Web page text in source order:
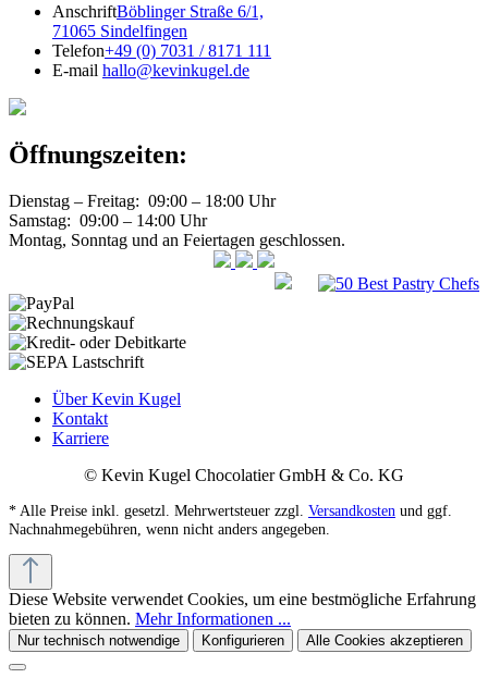
AnschriftBöblinger Straße 6/1,
71065 Sindelfingen
Telefon+49 (0) 7031 / 8171 111
E-mail hallo@kevinkugel.de
Öffnungszeiten:
Dienstag – Freitag: 09:00 – 18:00 Uhr
Samstag: 09:00 – 14:00 Uhr
Montag, Sonntag und an Feiertagen geschlossen.
Über Kevin Kugel
Kontakt
Karriere
© Kevin Kugel Chocolatier GmbH & Co. KG
* Alle Preise inkl. gesetzl. Mehrwertsteuer zzgl. Versandkosten und ggf.
Nachnahmegebühren, wenn nicht anders angegeben.
Diese Website verwendet Cookies, um eine bestmögliche Erfahrung
bieten zu können. Mehr Informationen ...
Nur technisch notwendige Konfigurieren Alle Cookies akzeptieren